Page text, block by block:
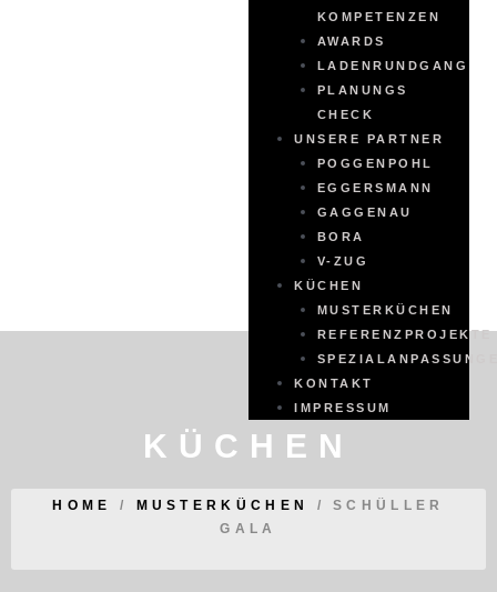
KOMPETENZEN
AWARDS
LADENRUNDGANG
PLANUNGS
CHECK
UNSERE PARTNER
POGGENPOHL
EGGERSMANN
GAGGENAU
BORA
V-ZUG
KÜCHEN
MUSTERKÜCHEN
REFERENZPROJEKTE
KONTAKT
IMPRESSUM
KÜCHEN
HOME / MUSTERKÜCHEN /SCHÜLLER
GALA